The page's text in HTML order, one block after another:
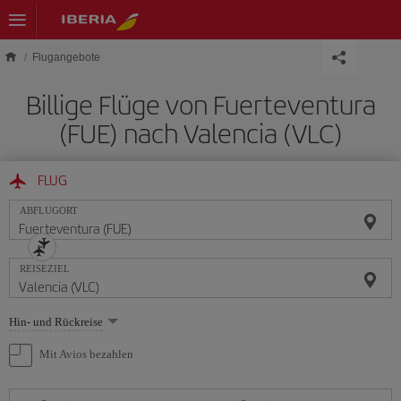
Skip to main content
Flugangebote
Billige Flüge von Fuerteventura
(FUE) nach Valencia (VLC)
FLUG
ABFLUGORT
REISEZIEL
Wählen
Sie
eine
Option
Hin- und Rückreise
Mit Avios bezahlen